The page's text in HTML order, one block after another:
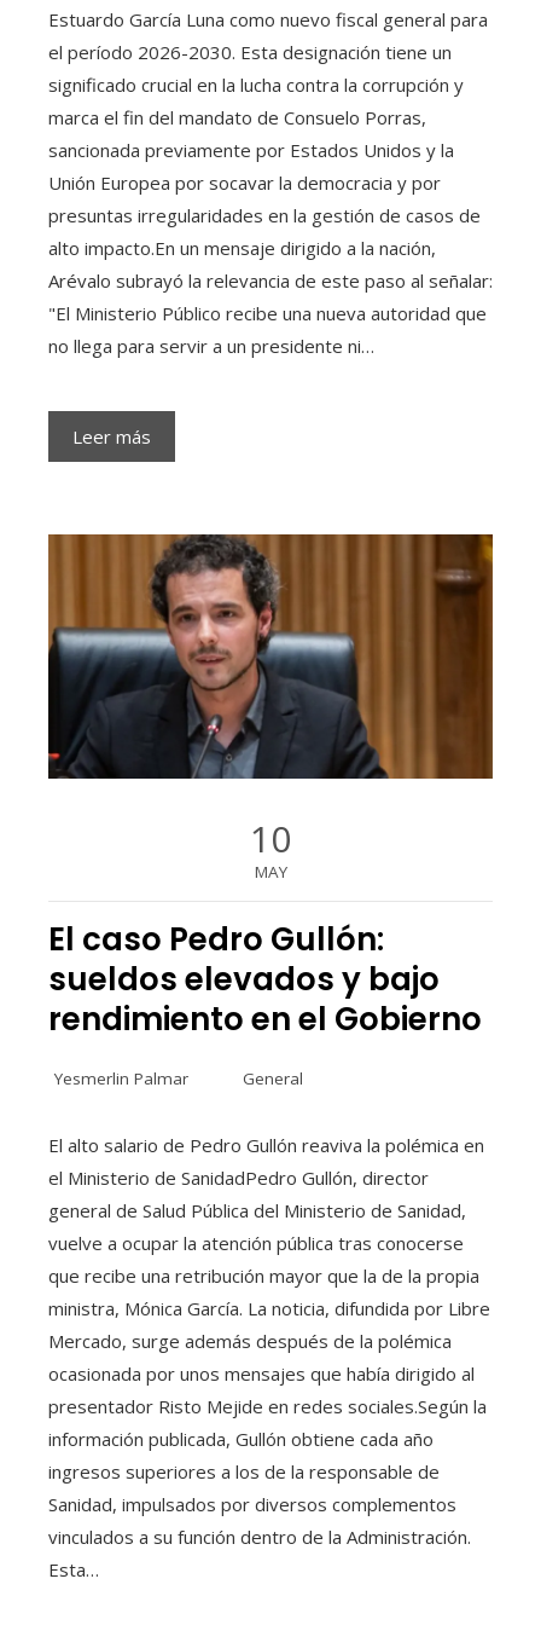
Estuardo García Luna como nuevo fiscal general para
el período 2026-2030. Esta designación tiene un
significado crucial en la lucha contra la corrupción y
marca el fin del mandato de Consuelo Porras,
sancionada previamente por Estados Unidos y la
Unión Europea por socavar la democracia y por
presuntas irregularidades en la gestión de casos de
alto impacto.En un mensaje dirigido a la nación,
Arévalo subrayó la relevancia de este paso al señalar:
"El Ministerio Público recibe una nueva autoridad que
no llega para servir a un presidente ni…
Leer más
10
MAY
El caso Pedro Gullón:
sueldos elevados y bajo
rendimiento en el Gobierno
Yesmerlin Palmar General
El alto salario de Pedro Gullón reaviva la polémica en
el Ministerio de SanidadPedro Gullón, director
general de Salud Pública del Ministerio de Sanidad,
vuelve a ocupar la atención pública tras conocerse
que recibe una retribución mayor que la de la propia
ministra, Mónica García. La noticia, difundida por Libre
Mercado, surge además después de la polémica
ocasionada por unos mensajes que había dirigido al
presentador Risto Mejide en redes sociales.Según la
información publicada, Gullón obtiene cada año
ingresos superiores a los de la responsable de
Sanidad, impulsados por diversos complementos
vinculados a su función dentro de la Administración.
Esta…